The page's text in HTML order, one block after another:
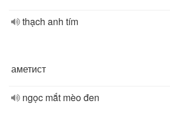
thạch anh tím
аметист
ngọc mắt mèo đen